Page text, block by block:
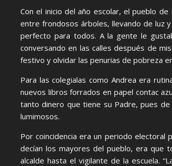
Con el inicio del año escolar, el pueblo
entre frondosos árboles, llevando de luz
perfecto para todos. A la gente le
conversando en las calles después de
festivo y olvidar las penurias de pobreza
Para las colegialas como Andrea era
nuevos libros forrados en papel contac
tanto dinero que tiene su Padre, pues
lumimosos.
Por coincidencia era un periodo electoral
decían los mayores del pueblo, era que
alcalde hasta el vigilante de la escuela.